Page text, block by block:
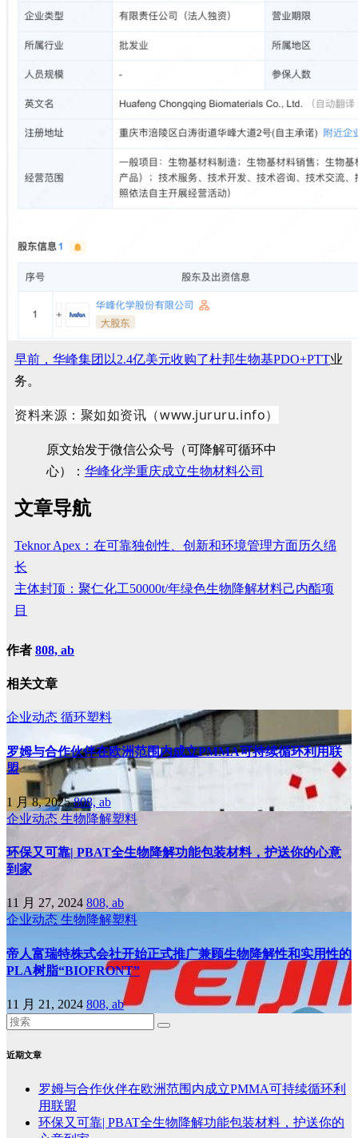
早前，华峰集团以2.4亿美元收购了杜邦生物基PDO+PTT业
务。
资料来源：聚如如资讯（www.jururu.info）
原文始发于微信公众号（可降解可循环中
心）： 华峰化学重庆成立生物材料公司
文章导航
Teknor Apex：在可靠独创性、创新和环境管理方面历久绵
长
主体封顶：聚仁化工50000t/年绿色生物降解材料己内酯项
目
作者 808, ab
相关文章
企业动态 循环塑料
罗姆与合作伙伴在欧洲范围内成立PMMA可持续循环利用联
盟
1 月 8, 2025808, ab
企业动态 生物降解塑料
环保又可靠| PBAT全生物降解功能包装材料，护送你的心意
到家
11 月 27, 2024 808, ab
企业动态 生物降解塑料
帝人富瑞特株式会社开始正式推广兼顾生物降解性和实用性的
PLA树脂“BIOFRONT”
11 月 21, 2024 808, ab
近期文章
罗姆与合作伙伴在欧洲范围内成立PMMA可持续循环利
用联盟
环保又可靠| PBAT全生物降解功能包装材料，护送你的